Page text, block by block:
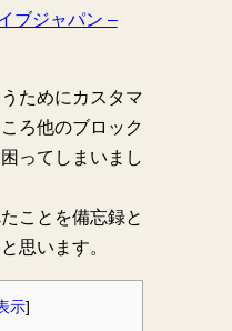
ブジャパン –
ためにカスタマ
ろ他のブロック
ってしまいまし
ことを備忘録と
思います。
示]